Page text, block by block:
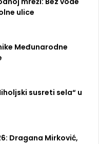
ulice
Međunarodne
susreti sela“ u
Dragana Mirković,